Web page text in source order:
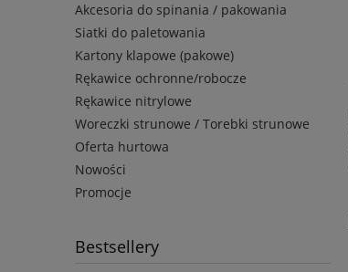
Akcesoria do spinania / pakowania
Siatki do paletowania
Kartony klapowe (pakowe)
Rękawice ochronne/robocze
Rękawice nitrylowe
Woreczki strunowe / Torebki strunowe
Oferta hurtowa
Nowości
Promocje
Bestsellery